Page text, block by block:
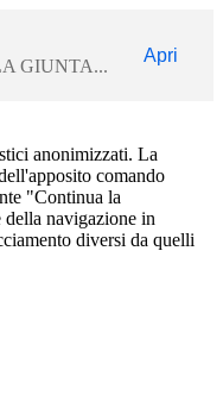
GIUNTA...
Apri
anonimizzati. La
comando
"Continua la
navigazione in
diversi da quelli